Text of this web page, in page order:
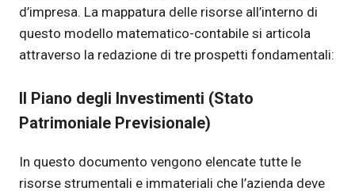
d’impresa. La mappatura delle risorse all’interno di
questo modello matematico-contabile si articola
attraverso la redazione di tre prospetti fondamentali:
Il Piano degli Investimenti (Stato
Patrimoniale Previsionale)
In questo documento vengono elencate tutte le
risorse strumentali e immateriali che l’azienda deve